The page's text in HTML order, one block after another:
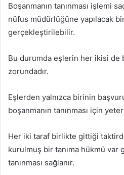
Boşanmanın tanınması işlemi
nüfus müdürlüğüne yapılacak
gerçekleştirilebilir.
Bu durumda eşlerin her ikisi de
zorundadır.
Eşlerden yalnızca birinin
boşanmanın tanınması için
Her iki taraf birlikte gittiği
kurulmuş bir tanıma hükmü var
tanınması sağlanır.